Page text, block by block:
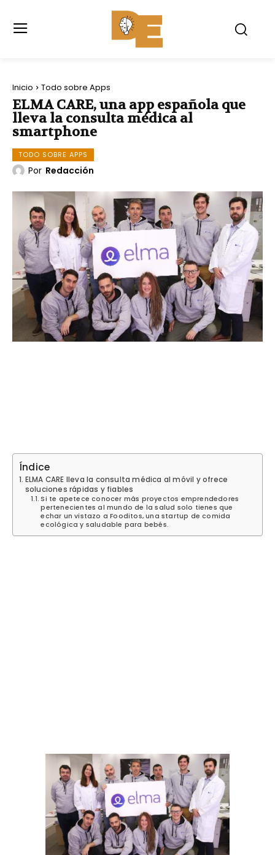
Inicio Todo sobre Apps
ELMA CARE, una app española que
lleva la consulta médica al
smartphone
TODO SOBRE APPS
Por Redacción
Índice
ELMA CARE lleva la consulta médica al móvil y ofrece
soluciones rápidas y fiables
Si te apetece conocer más proyectos emprendedores
pertenecientes al mundo de la salud solo tienes que
echar un vistazo a Fooditos, una startup de comida
ecológica y saludable para bebés.